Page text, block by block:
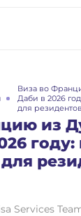
Виза во
Даби в 2026
для
из
году:
Services